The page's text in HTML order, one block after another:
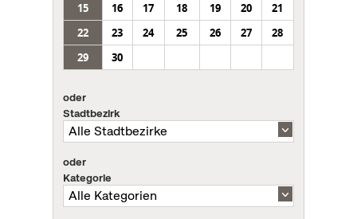
15
16 17 18 19 20
21
22
23 24 25 26 27
28
29
30
oder
Stadtbezirk
oder
Kategorie